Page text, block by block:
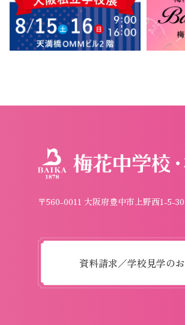
〒560-0011 大阪府豊中市上野西1-5-30
資料請求／学校見学の